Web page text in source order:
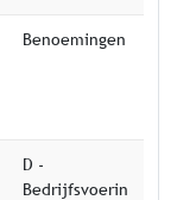
Benoemingen
D -
Bedrijfsvoerin